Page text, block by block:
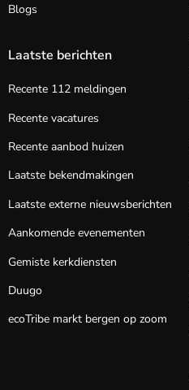
Blogs
Laatste berichten
Recente 112 meldingen
Recente vacatures
Recente aanbod huizen
Laatste bekendmakingen
Laatste externe nieuwsberichten
Aankomende evenementen
Gemiste kerkdiensten
Duugo
ecoTribe markt bergen op zoom